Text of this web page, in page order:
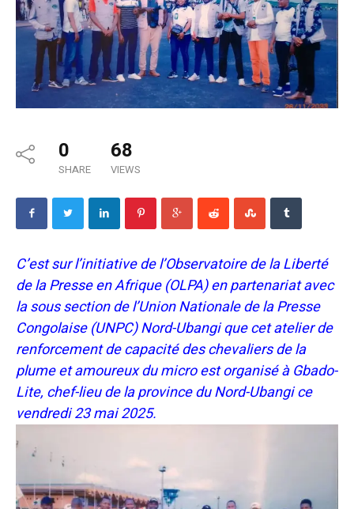
0
SHARE
68
VIEWS
C’est sur l’initiative de l’Observatoire de la Liberté
de la Presse en Afrique (OLPA) en partenariat avec
la sous section de l’Union Nationale de la Presse
Congolaise (UNPC) Nord-Ubangi que cet atelier de
renforcement de capacité des chevaliers de la
plume et amoureux du micro est organisé à Gbado-
Lite, chef-lieu de la province du Nord-Ubangi ce
vendredi 23 mai 2025.